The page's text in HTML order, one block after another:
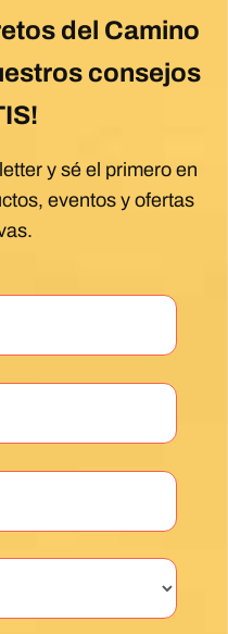
del Camino
y sé el primero en
eventos y ofertas